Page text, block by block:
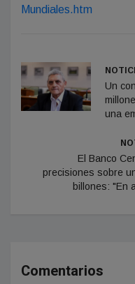
Mundiales.htm
Un
una
El Banco
precisiones sobre
billones: "En
Comentarios